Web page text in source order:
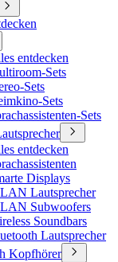
entdecken
Sets
Sets
Sets
Sets
entdecken
Displays
Lautsprecher
Subwoofers
Soundbars
Lautsprecher
Kopfhörer